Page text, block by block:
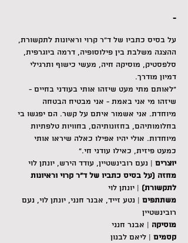
-
על בסיס כתביו של ד"ר קרוי וראיונות לתקשורת,
ההצגה משלבת בין פילוסופיה, דרמה ביוגרפית,
סלפסטיק, מוסיקה חיה, מעשי כישוף ותרגילי
דמיון מודרך.
"לאותם מתי מעט שיזהו אותי בעודני בחיים -
שיזהו מי אני באמת - אני מבטיח הבטחה
מיוחדת. אני אשמור איתם על קשר. הם יפגשו בי
בחלומותיהם, בחזונותיהם, בחוויות טלפתיות
מיוחדות. אולי יהיו אפילו כאלה שיראו אותי
כמעט פיזית, כאילו עודני חי."
יוצרים | נעם רובינשטיין, עודד הירש, יונתן לוי
מחזה (על בסיס כתביו של ד"ר קרוי וראיונות
לתקשורת) | יונתן לוי
משתתפים | נטע זייד, אבנר חנני, יונתן לוי, נעם
רובינשטיין
מוסיקה | אבנר חנני
קסמים | ליאם לבנון